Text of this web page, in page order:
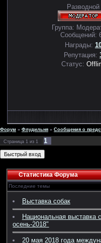
Разводной
Группа:
Сообщений:
Награды:
Репутация:
Статус:
Форум » Флудильня » Сообщения о
Страница 1 из 1
1
Статистика Форума
Последние темы
Выставка собак
Национальная выставка
осень-2018"
20 мая 2018 года